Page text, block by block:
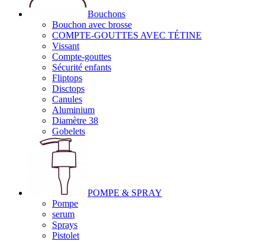
Bouchons
Bouchon avec brosse
COMPTE-GOUTTES AVEC TÉTINE
Vissant
Compte-gouttes
Sécurité enfants
Fliptops
Disctops
Canules
Aluminium
Diamètre 38
Gobelets
POMPE & SPRAY
Pompe
serum
Sprays
Pistolet